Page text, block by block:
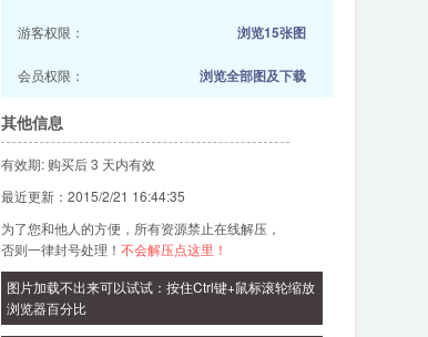
游客权限： 浏览15张图
会员权限： 浏览全部图及下载
其他信息
有效期: 购买后 3 天内有效
最近更新：2015/2/21 16:44:35
为了您和他人的方便，所有资源禁止在线解压，
否则一律封号处理！ 不会解压点这里！
图片加载不出来可以试试：按住Ctrl键+鼠标滚轮缩放
浏览器百分比